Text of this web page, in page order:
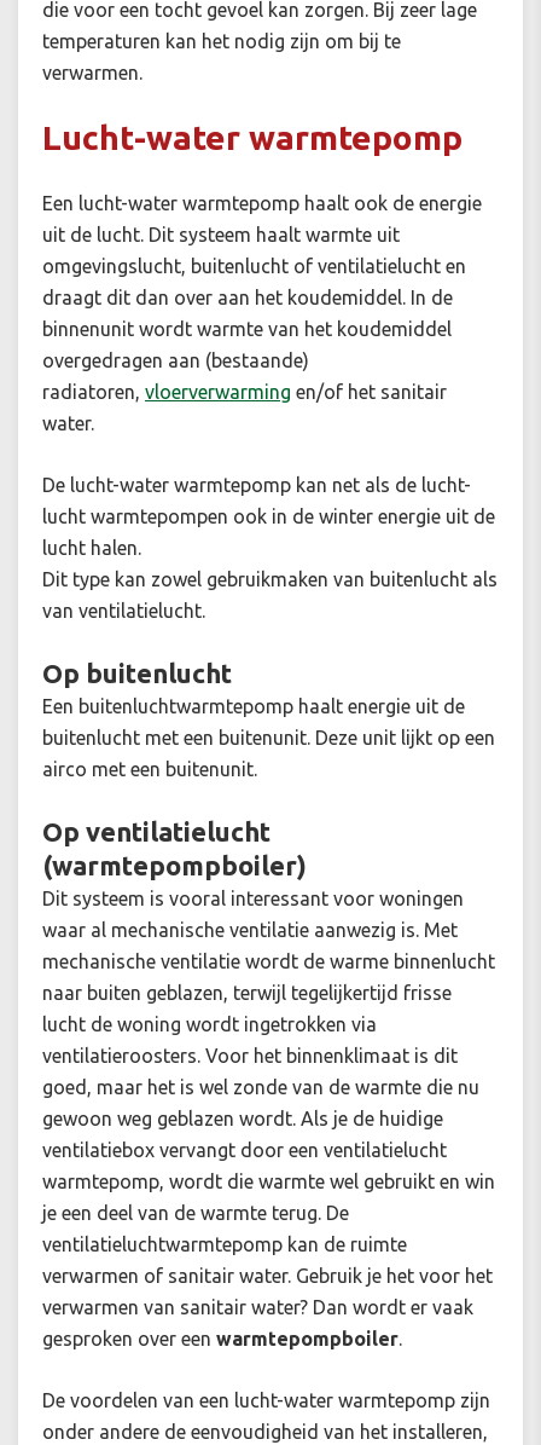
die voor een tocht gevoel kan zorgen. Bij zeer lage
temperaturen kan het nodig zijn om bij te
verwarmen.
Lucht-water warmtepomp
Een lucht-water warmtepomp haalt ook de energie
uit de lucht. Dit systeem haalt warmte uit
omgevingslucht, buitenlucht of ventilatielucht en
draagt dit dan over aan het koudemiddel. In de
binnenunit wordt warmte van het koudemiddel
overgedragen aan (bestaande)
radiatoren, vloerverwarming en/of het sanitair
water.
De lucht-water warmtepomp kan net als de lucht-
lucht warmtepompen ook in de winter energie uit de
lucht halen.
Dit type kan zowel gebruikmaken van buitenlucht als
van ventilatielucht.
Op buitenlucht
Een buitenluchtwarmtepomp haalt energie uit de
buitenlucht met een buitenunit. Deze unit lijkt op een
airco met een buitenunit.
Op ventilatielucht
(warmtepompboiler)
Dit systeem is vooral interessant voor woningen
waar al mechanische ventilatie aanwezig is. Met
mechanische ventilatie wordt de warme binnenlucht
naar buiten geblazen, terwijl tegelijkertijd frisse
lucht de woning wordt ingetrokken via
ventilatieroosters. Voor het binnenklimaat is dit
goed, maar het is wel zonde van de warmte die nu
gewoon weg geblazen wordt. Als je de huidige
ventilatiebox vervangt door een ventilatielucht
warmtepomp, wordt die warmte wel gebruikt en win
je een deel van de warmte terug. De
ventilatieluchtwarmtepomp kan de ruimte
verwarmen of sanitair water. Gebruik je het voor het
verwarmen van sanitair water? Dan wordt er vaak
gesproken over een warmtepompboiler.
De voordelen van een lucht-water warmtepomp zijn
onder andere de eenvoudigheid van het installeren,